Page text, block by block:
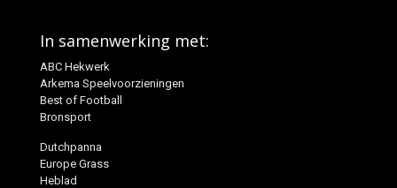
In samenwerking met:
ABC Hekwerk
Arkema Speelvoorzieningen
Best of Football
Bronsport
Dutchpanna
Europe Grass
Heblad